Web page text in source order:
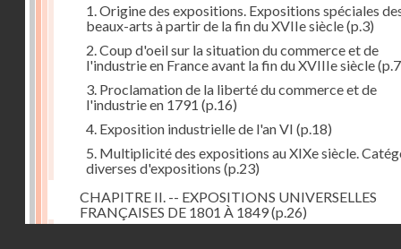
1. Origine des expositions. Expositions spéciales
beaux-arts à partir de la fin du XVIIe siècle(p.3)
2. Coup d'oeil sur la situation du commerce et de
l'industrie en France avant la fin du XVIIIe siècle
3. Proclamation de la liberté du commerce et de
l'industrie en 1791 (p.16)
4. Exposition industrielle de l'an VI (p.18)
5. Multiplicité des expositions au XIXe siècle.
diverses d'expositions (p.23)
CHAPITRE II. -- EXPOSITIONS UNIVERSELLES
FRANÇAISES DE 1801 À 1849(p.26)